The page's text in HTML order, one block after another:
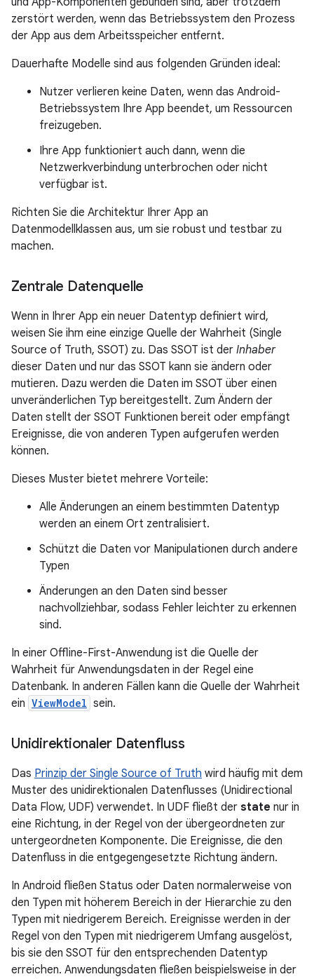
zerstört werden, wenn das Betriebssystem den Prozess
der App aus dem Arbeitsspeicher entfernt.
Dauerhafte Modelle sind aus folgenden Gründen ideal:
Nutzer verlieren keine Daten, wenn das Android-
Betriebssystem Ihre App beendet, um Ressourcen
freizugeben.
Ihre App funktioniert auch dann, wenn die
Netzwerkverbindung unterbrochen oder nicht
verfügbar ist.
Richten Sie die Architektur Ihrer App an
Datenmodellklassen aus, um sie robust und testbar zu
machen.
Zentrale Datenquelle
Wenn in Ihrer App ein neuer Datentyp definiert wird,
weisen Sie ihm eine einzige Quelle der Wahrheit (Single
Source of Truth, SSOT) zu. Das SSOT ist der Inhaber
dieser Daten und nur das SSOT kann sie ändern oder
mutieren. Dazu werden die Daten im SSOT über einen
unveränderlichen Typ bereitgestellt. Zum Ändern der
Daten stellt der SSOT Funktionen bereit oder empfängt
Ereignisse, die von anderen Typen aufgerufen werden
können.
Dieses Muster bietet mehrere Vorteile:
Alle Änderungen an einem bestimmten Datentyp
werden an einem Ort zentralisiert.
Schützt die Daten vor Manipulationen durch andere
Typen
Änderungen an den Daten sind besser
nachvollziehbar, sodass Fehler leichter zu erkennen
sind.
In einer Offline-First-Anwendung ist die Quelle der
Wahrheit für Anwendungsdaten in der Regel eine
Datenbank. In anderen Fällen kann die Quelle der Wahrheit
ein ViewModel sein.
Unidirektionaler Datenfluss
Das Prinzip der Single Source of Truth wird häufig mit dem
Muster des unidirektionalen Datenflusses (Unidirectional
Data Flow, UDF) verwendet. In UDF fließt der state nur in
eine Richtung, in der Regel von der übergeordneten zur
untergeordneten Komponente. Die Ereignisse, die den
Datenfluss in die entgegengesetzte Richtung ändern.
In Android fließen Status oder Daten normalerweise von
den Typen mit höherem Bereich in der Hierarchie zu den
Typen mit niedrigerem Bereich. Ereignisse werden in der
Regel von den Typen mit niedrigerem Umfang ausgelöst,
bis sie den SSOT für den entsprechenden Datentyp
erreichen. Anwendungsdaten fließen beispielsweise in der